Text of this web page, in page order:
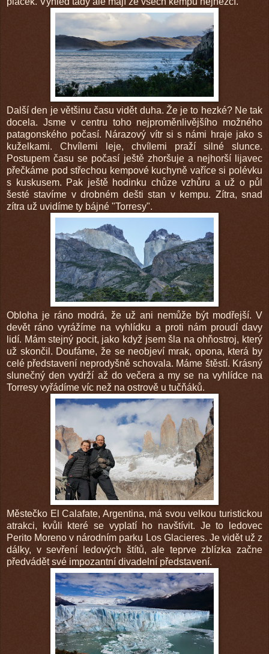
Další den je většinu času vidět duha. Že je to hezké? Ne tak
docela. Jsme v centru toho nejproměnlivějšího možného
patagonského počasí. Nárazový vítr si s námi hraje jako s
kuželkami. Chvílemi leje, chvílemi praží silné slunce.
Postupem času se počasí ještě zhoršuje a nejhorší lijavec
přečkáme pod střechou kempové kuchyně vaříce si polévku
s kuskusem. Pak ještě hodinku chůze vzhůru a už o půl
šesté stavíme v drobném dešti stan v kempu. Zítra, snad
zítra už uvidíme ty bájné "Torresy".
Obloha je ráno modrá, že už ani nemůže být modřejší. V
devět ráno vyrážíme na vyhlídku a proti nám proudí davy
lidí. Mám stejný pocit, jako když jsem šla na ohňostroj, který
už skončil. Doufáme, že se neobjeví mrak, opona, která by
celé představení neprodyšně schovala. Máme štěstí. Krásný
slunečný den vydrží až do večera a my se na vyhlídce na
Torresy vyřádíme víc než na ostrově u tučňáků.
Městečko El Calafate, Argentina, má svou velkou turistickou
atrakci, kvůli které se vyplatí ho navštívit. Je to ledovec
Perito Moreno v národním parku Los Glacieres. Je vidět už z
dálky, v sevření ledových štítů, ale teprve zblízka začne
předvádět své impozantní divadelní představení.